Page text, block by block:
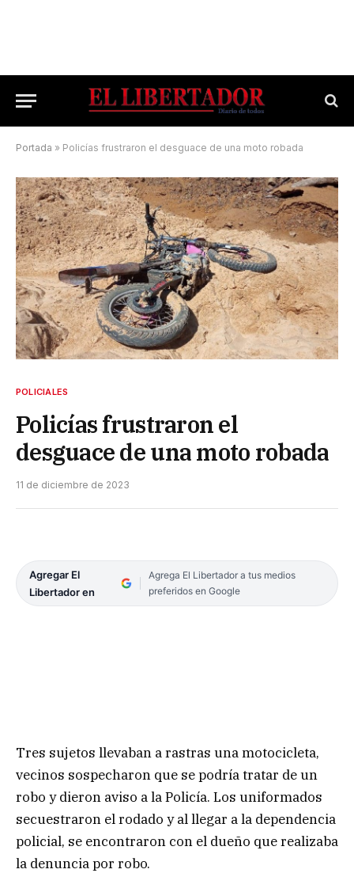
Portada » Policías frustraron el desguace de una moto robada
POLICIALES
Policías frustraron el
desguace de una moto robada
11 de diciembre de 2023
Agregar El
Libertador en
Agrega El Libertador a tus medios
preferidos en Google
Tres sujetos llevaban a rastras una motocicleta,
vecinos sospecharon que se podría tratar de un
robo y dieron aviso a la Policía. Los uniformados
secuestraron el rodado y al llegar a la dependencia
policial, se encontraron con el dueño que realizaba
la denuncia por robo.